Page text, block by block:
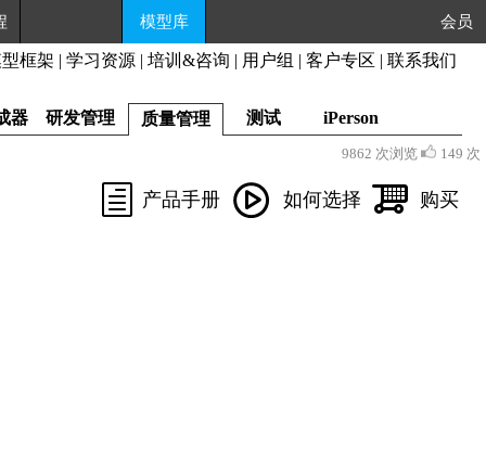
模型库 会员
框架 | 学习资源 | 培训&咨询 | 用户组 | 客户专区 | 联系我们
器 研发管理 质量管理 测试 iPerson
9862 次浏览 149 次
产品手册 如何选择 购买